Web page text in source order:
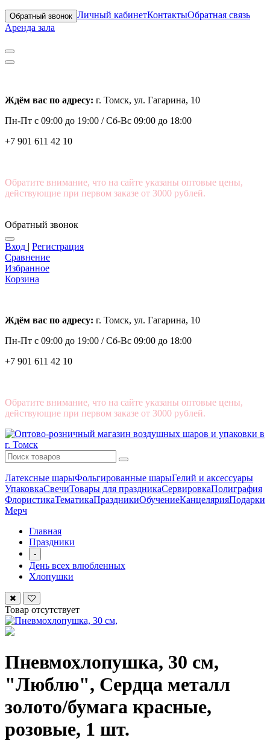
Обратный звонок Личный кабинетКонтактыОбратная связь
Аренда зала
Ждём вас по адресу: г. Томск, ул. Гагарина, 10
Пн-Пт с 09:00 до 19:00 /Сб-Вс 09:00 до 18:00
+7 901 611 42 10
Обратите внимание, что на сайте указаны оптовые цены,
действующие при первом заказе от 3000 рублей.
Обратный звонок
Вход | Регистрация
Сравнение
Избранное
Корзина
Ждём вас по адресу: г. Томск, ул. Гагарина, 10
Пн-Пт с 09:00 до 19:00 /Сб-Вс 09:00 до 18:00
+7 901 611 42 10
Обратите внимание, что на сайте указаны оптовые цены,
действующие при первом заказе от 3000 рублей.
Латексные шарыФольгированные шарыГелий и аксессуары
УпаковкаСвечиТовары для праздникаСервировкаПолиграфия
ФлористикаТематикаПраздникиОбучениеКанцелярияПодарки
Мерч
Главная
Праздники
-
День всех влюбленных
Хлопушки
Товар отсутствует
Пневмохлопушка, 30 см,
"Люблю", Сердца металл
золото/бумага красные,
розовые, 1 шт.